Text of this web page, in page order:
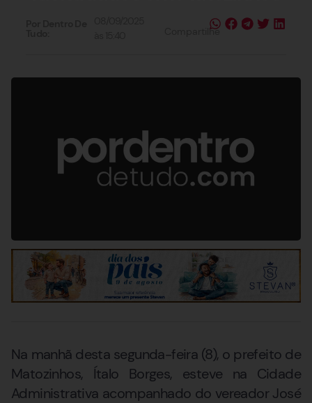
Compartilhe
Na manhã desta segunda-feira (8), o prefeito de
Matozinhos, Ítalo Borges, esteve na Cidade
Administrativa acompanhado do vereador José